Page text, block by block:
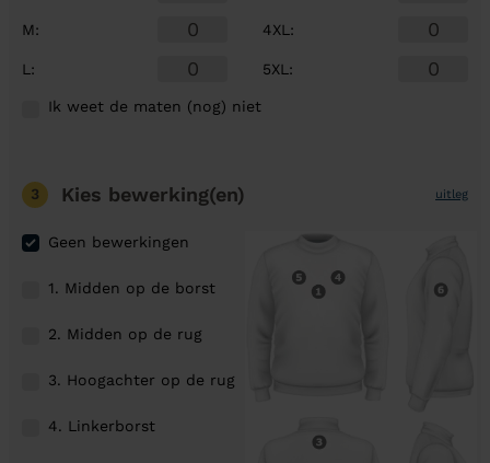
M:
L :
4XL :
5XL :
Ik weet de maten (nog) niet
3 Kies bewerking(en) uitleg
Geen bewerkingen
1. Midden op de borst
2. Midden op de rug
3. Hoogachter op de rug
4. Linkerborst